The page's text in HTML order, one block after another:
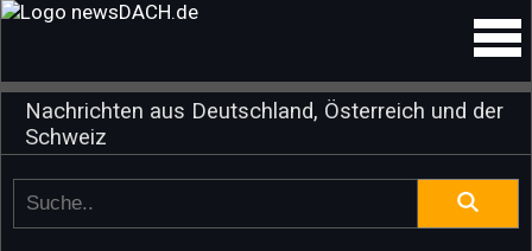
Nachrichten aus Deutschland, Österreich und der
Schweiz